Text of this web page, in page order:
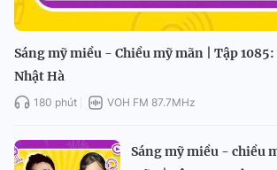
Sáng mỹ miều - Chiều mỹ mãn | Tập
Nhật Hà
180 phút VOH FM 87.7MHz
Sáng mỹ miều - chiều